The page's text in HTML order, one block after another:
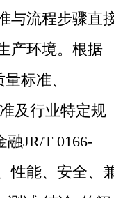
与流程步骤直
产环境。根据
标准、
及行业特定规
融JR/T 0166-
性能、安全、